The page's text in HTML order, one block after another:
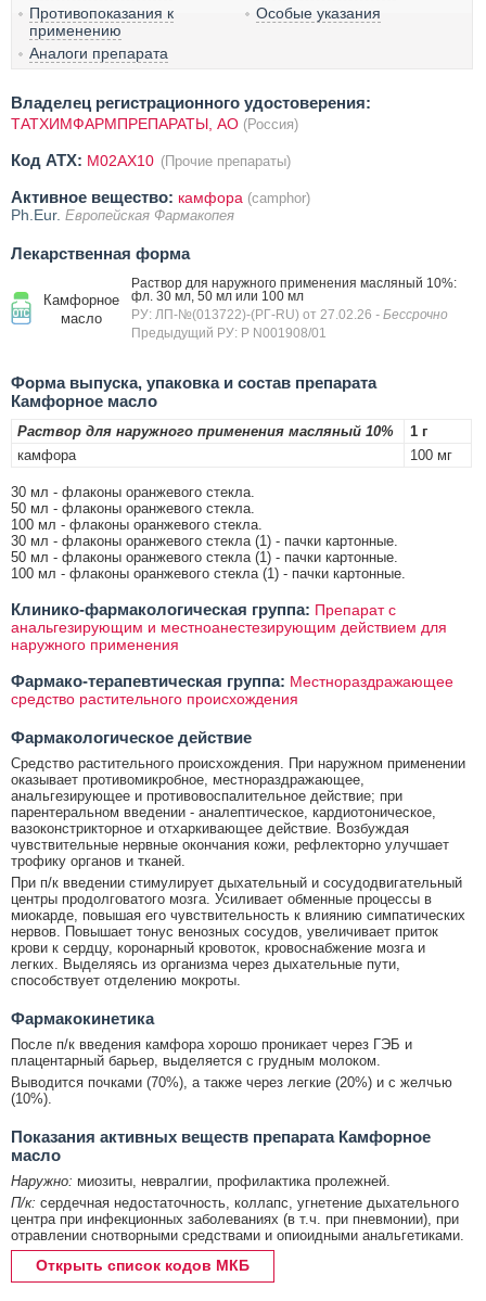
Противопоказания к
применению
Особые указания
Аналоги препарата
Владелец регистрационного удостоверения:
ТАТХИМФАРМПРЕПАРАТЫ, АО (Россия)
Код ATX: M02AX10 (Прочие препараты)
Активное вещество: камфора (camphor)
Ph.Eur. Европейская Фармакопея
Лекарственная форма
Камфорное
масло
Раствор для наружного применения масляный 10%:
фл. 30 мл, 50 мл или 100 мл
РУ: ЛП-№(013722)-(РГ-RU) от 27.02.26 - Бессрочно
Предыдущий РУ: Р N001908/01
Форма выпуска, упаковка и состав препарата
Камфорное масло
Раствор для наружного применения масляный 10%
1 г
камфора
100 мг
30 мл - флаконы оранжевого стекла.
50 мл - флаконы оранжевого стекла.
100 мл - флаконы оранжевого стекла.
30 мл - флаконы оранжевого стекла (1) - пачки картонные.
50 мл - флаконы оранжевого стекла (1) - пачки картонные.
100 мл - флаконы оранжевого стекла (1) - пачки картонные.
Клинико-фармакологическая группа: Препарат с
анальгезирующим и местноанестезирующим действием для
наружного применения
Фармако-терапевтическая группа: Местнораздражающее
средство растительного происхождения
Фармакологическое действие
Средство растительного происхождения. При наружном применении
оказывает противомикробное, местнораздражающее,
анальгезирующее и противовоспалительное действие; при
парентеральном введении - аналептическое, кардиотоническое,
вазоконстрикторное и отхаркивающее действие. Возбуждая
чувствительные нервные окончания кожи, рефлекторно улучшает
трофику органов и тканей.
При п/к введении стимулирует дыхательный и сосудодвигательный
центры продолговатого мозга. Усиливает обменные процессы в
миокарде, повышая его чувствительность к влиянию симпатических
нервов. Повышает тонус венозных сосудов, увеличивает приток
крови к сердцу, коронарный кровоток, кровоснабжение мозга и
легких. Выделяясь из организма через дыхательные пути,
способствует отделению мокроты.
Фармакокинетика
После п/к введения камфора хорошо проникает через ГЭБ и
плацентарный барьер, выделяется с грудным молоком.
Выводится почками (70%), а также через легкие (20%) и с желчью
(10%).
Показания активных веществ препарата Камфорное
масло
Наружно: миозиты, невралгии, профилактика пролежней.
П/к: сердечная недостаточность, коллапс, угнетение дыхательного
центра при инфекционных заболеваниях (в т.ч. при пневмонии), при
отравлении снотворными средствами и опиоидными анальгетиками.
Открыть список кодов МКБ